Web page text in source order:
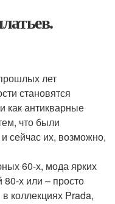
лет
становятся
антикварные
что были
сейчас их, возможно,
60-х, мода ярких
х или – просто
коллекциях Prada,